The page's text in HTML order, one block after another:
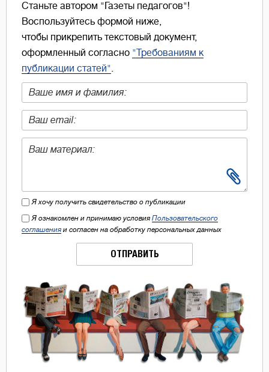
Станьте автором "Газеты педагогов"!
Воспользуйтесь формой ниже,
чтобы прикрепить текстовый документ,
оформленный согласно "Требованиям к
публикации статей".
Я хочу получить свидетельство о публикации
Я ознакомлен и принимаю условия Пользовательского
соглашения и согласен на обработку персональных данных
ОТПРАВИТЬ